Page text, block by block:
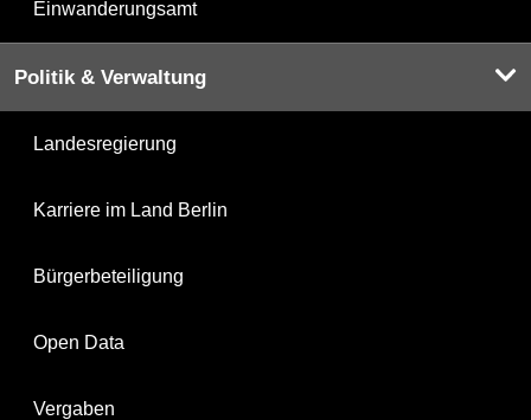
Einwanderungsamt
Politik & Verwaltung
Landesregierung
Karriere im Land Berlin
Bürgerbeteiligung
Open Data
Vergaben